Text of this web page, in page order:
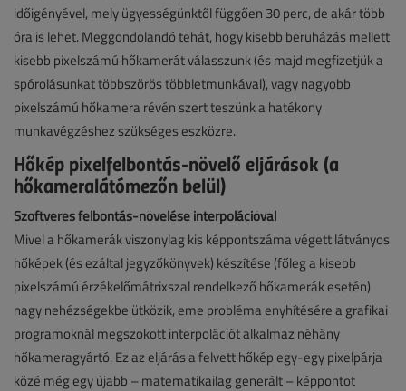
időigényével, mely ügyességünktől függően 30 perc, de akár több
óra is lehet. Meggondolandó tehát, hogy kisebb beruházás mellett
kisebb pixelszámú hőkamerát válasszunk (és majd megfizetjük a
spórolásunkat többszörös többletmunkával), vagy nagyobb
pixelszámú hőkamera révén szert teszünk a hatékony
munkavégzéshez szükséges eszközre.
Hőkép pixelfelbontás-növelő eljárások (a
hőkameralátómezőn belül)
Szoftveres felbontás-növelése interpolációval
Mivel a hőkamerák viszonylag kis képpontszáma végett látványos
hőképek (és ezáltal jegyzőkönyvek) készítése (főleg a kisebb
pixelszámú érzékelőmátrixszal rendelkező hőkamerák esetén)
nagy nehézségekbe ütközik, eme probléma enyhítésére a grafikai
programoknál megszokott interpolációt alkalmaz néhány
hőkameragyártó. Ez az eljárás a felvett hőkép egy-egy pixelpárja
közé még egy újabb – matematikailag generált – képpontot